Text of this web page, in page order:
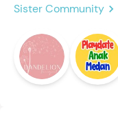
Sister Community